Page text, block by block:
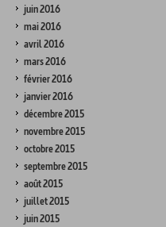
juin 2016
mai 2016
avril 2016
mars 2016
février 2016
janvier 2016
décembre 2015
novembre 2015
octobre 2015
septembre 2015
août 2015
juillet 2015
juin 2015